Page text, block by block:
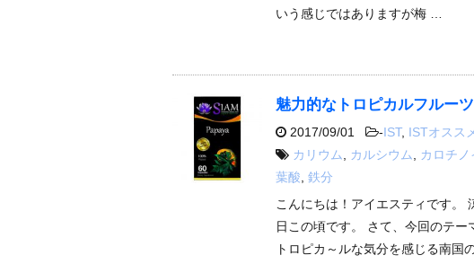
いう感じではありますが梅 …
魅力的なトロピカルフルー
2017/09/01 -IST, ISTオスス
カリウム, カルシウム, カロチノ
葉酸, 鉄分
こんにちは！アイエスティです。
日この頃です。 さて、今回のテー
トロピカ～ルな気分を感じる南国